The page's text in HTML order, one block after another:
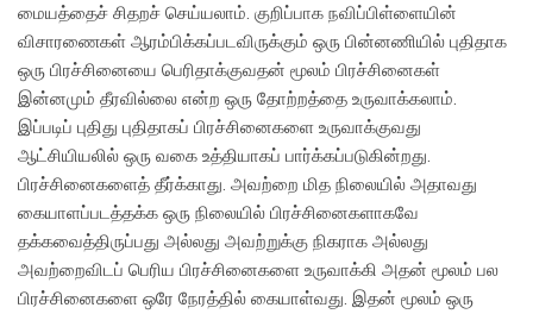
மையத்தைச் சிதறச் செய்யலாம். குறிப்பாக நவிப்பிள்ளையின்
விசாரணைகள் ஆரம்பிக்கப்படவிருக்கும் ஒரு பின்னணியில் புதிதாக
ஒரு பிரச்சினையை பெரிதாக்குவதன் மூலம் பிரச்சினைகள்
இன்னமும் தீரவில்லை என்ற ஒரு தோற்றத்தை உருவாக்கலாம்.
இப்படிப் புதிது புதிதாகப் பிரச்சினைகளை உருவாக்குவது
ஆட்சியியலில் ஒரு வகை உத்தியாகப் பார்க்கப்படுகின்றது.
பிரச்சினைகளைத் தீர்க்காது. அவற்றை மித நிலையில் அதாவது
கையாளப்படத்தக்க ஒரு நிலையில் பிரச்சினைகளாகவே
தக்கவைத்திருப்பது அல்லது அவற்றுக்கு நிகராக அல்லது
அவற்றைவிடப் பெரிய பிரச்சினைகளை உருவாக்கி அதன் மூலம் பல
பிரச்சினைகளை ஒரே நேரத்தில் கையாள்வது. இதன் மூலம் ஒரு